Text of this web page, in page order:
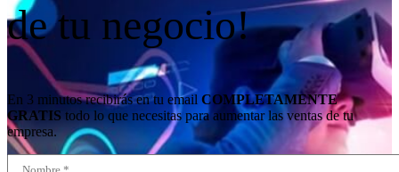
de tu negocio!
En 3 minutos recibirás en tu email COMPLETAMENTE
GRATIS todo lo que necesitas para aumentar las ventas de tu
empresa.